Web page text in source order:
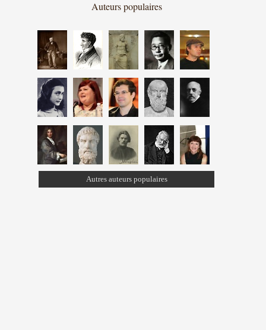
Auteurs populaires
Autres auteurs populaires